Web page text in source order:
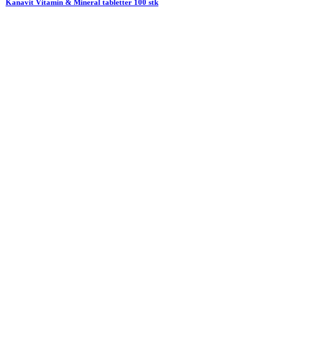
Kanavit Vitamin & Mineral tabletter 100 stk